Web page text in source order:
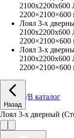
2100х2200х600
2200×2100×600
Лоял 3-х
2100х2200х600
2200×2100×600
Лоял 3-х
2100х2200х600
2200×2100×600
Назад
/В каталог
Лоял 3-х дверный